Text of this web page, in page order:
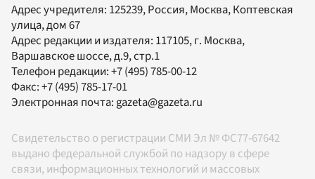
Адрес учредителя: 125239, Россия, Москва, Коптевская
улица, дом 67
Адрес редакции и издателя: 117105, г. Москва,
Варшавское шоссе, д.9, стр.1
Телефон редакции:+7 (495) 785-00-12
Факс:+7 (495) 785-17-01
Электронная почта: gazeta@gazeta.ru
Свидетельство о регистрации СМИ Эл № ФС77-67642
выдано федеральной службой по надзору в сфере
связи, информационных технологий и массовых